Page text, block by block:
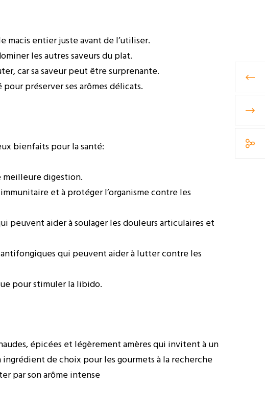
macis entier juste avant de l’utiliser.
les autres saveurs du plat.
car sa saveur peut être surprenante.
préserver ses arômes délicats.
bienfaits pour la santé:
meilleure digestion.
et à protéger l’organisme contre les
peuvent aider à soulager les douleurs articulaires et
qui peuvent aider à lutter contre les
pour stimuler la libido.
épicées et légèrement amères qui invitent à un
de choix pour les gourmets à la recherche
par son arôme intense